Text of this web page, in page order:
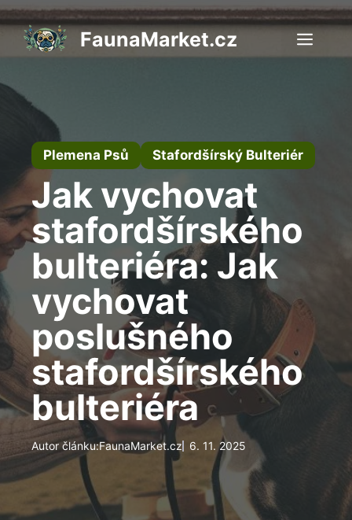
Přeskočit
na
obsah
FaunaMarket.cz
Plemena Psů Stafordšírský Bulteriér
Jak vychovat
stafordšírského
bulteriéra: Jak
vychovat
poslušného
stafordšírského
bulteriéra
Autor článku:FaunaMarket.cz 6. 11. 2025